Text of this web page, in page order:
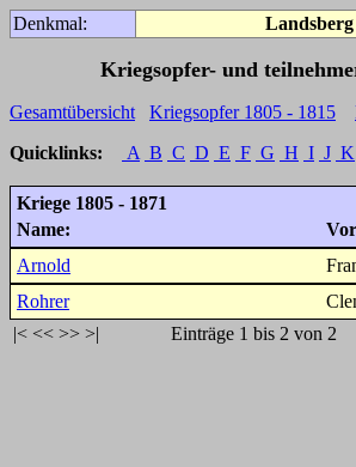
Denkmal:
Kriegsopfer- und
Gesamtübersicht Kriegsopfer 1805 - 1815
Quicklinks:
A B C D E F G H I J K
Kriege 1805 - 1871
Name:
Arnold
Rohrer
|< << >> >| Einträge 1 bis 2 von 2